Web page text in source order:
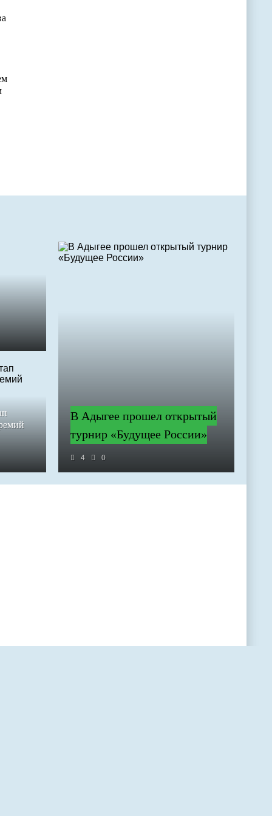
В Адыгее прошел открытый
турнир «Будущее России»
4 0